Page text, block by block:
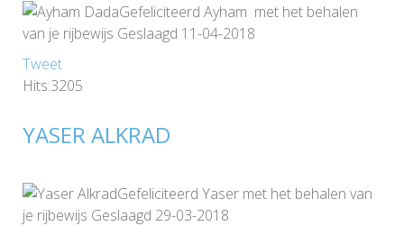
Gefeliciteerd Ayham met het behalen
van je rijbewijs Geslaagd 11-04-2018
Tweet
Hits:3205
YASER ALKRAD
Gefeliciteerd Yaser met het behalen van
je rijbewijs Geslaagd 29-03-2018